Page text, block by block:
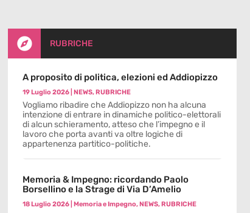
 RUBRICHE
A proposito di politica, elezioni ed Addiopizzo
19 Luglio 2026| NEWS, RUBRICHE
Vogliamo ribadire che Addiopizzo non ha alcuna
intenzione di entrare in dinamiche politico-elettorali
di alcun schieramento, atteso che l’impegno e il
lavoro che porta avanti va oltre logiche di
appartenenza partitico-politiche.
Memoria & Impegno: ricordando Paolo
Borsellino e la Strage di Via D’Amelio
18 Luglio 2026| Memoria e Impegno, NEWS, RUBRICHE